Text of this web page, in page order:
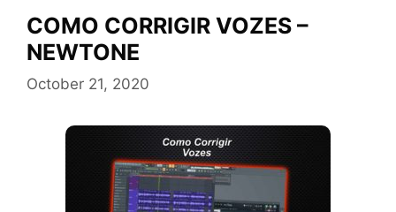
COMO CORRIGIR VOZES –
NEWTONE
October 21, 2020